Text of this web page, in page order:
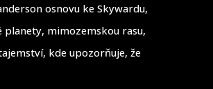
osnovu ke Skywardu,
mimozemskou rasu,
kde upozorňuje, že